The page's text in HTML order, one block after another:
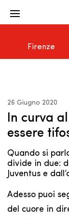
Firenze
26 Giugno 2020
In curva
essere
Quando si
divide in due:
Juventus e
Adesso puoi
del cuore in